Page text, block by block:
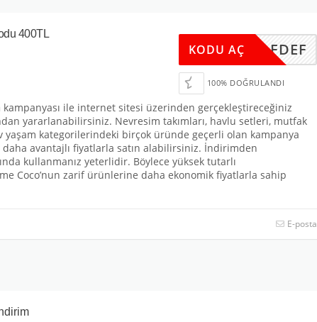
400TL
BZ2AFDEF
KODU AÇ
100% DOĞRULANDI
ile internet sitesi üzerinden gerçekleştireceğiniz
yararlanabilirsiniz. Nevresim takımları, havlu setleri, mutfak
kategorilerindeki birçok üründe geçerli olan kampanya
avantajlı fiyatlarla satın alabilirsiniz. İndirimden
kullanmanız yeterlidir. Böylece yüksek tutarlı
Coco’nun zarif ürünlerine daha ekonomik fiyatlarla sahip
E-posta